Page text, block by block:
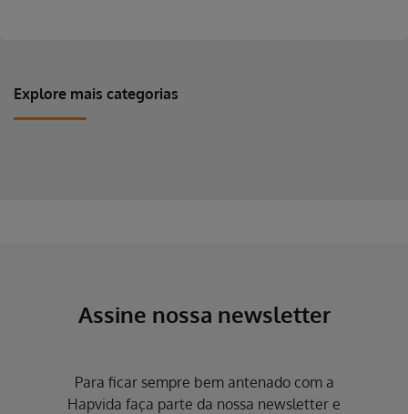
Explore mais categorias
Assine nossa newsletter
Para ficar sempre bem antenado com a
Hapvida faça parte da nossa newsletter e